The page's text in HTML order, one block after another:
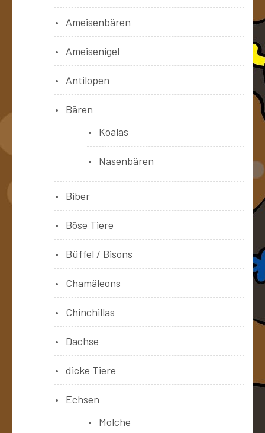
Ameisenbären
Ameisenigel
Antilopen
Bären
Koalas
Nasenbären
Biber
Böse Tiere
Büffel / Bisons
Chamäleons
Chinchillas
Dachse
dicke Tiere
Echsen
Molche